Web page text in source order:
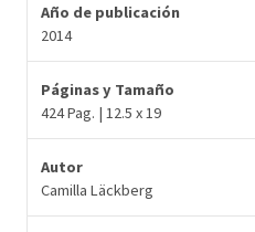
Año de publicación
2014
Páginas y Tamaño
424 Pag. | 12.5 x 19
Autor
Camilla Läckberg